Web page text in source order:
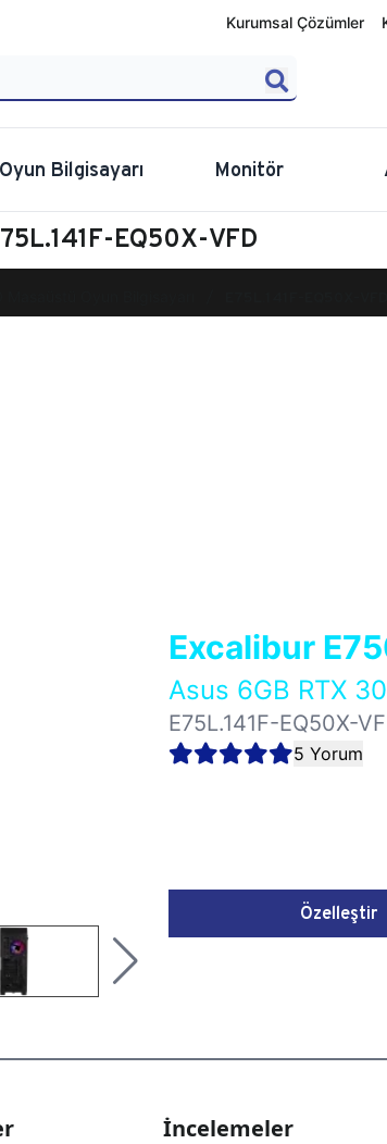
Kurumsal Çözümler
Oyun Bilgisayarı Monitör
EQ50X-VFD
Excalibur
Asus 6GB RTX
E75L.141F-EQ50X-
5 Yorum
Özelleştir
İncelemeler